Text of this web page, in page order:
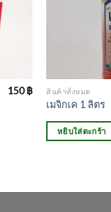
150฿ สินค้าทั้งหมด
เมจิกเค 1 ลิตร
หยิบใส่ตะกร้า